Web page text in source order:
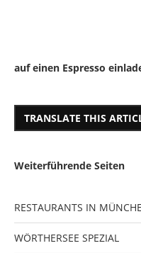
auf einen Espresso
TRANSLATE THIS
Weiterführende Seiten
RESTAURANTS IN
WÖRTHERSEE SPEZIAL